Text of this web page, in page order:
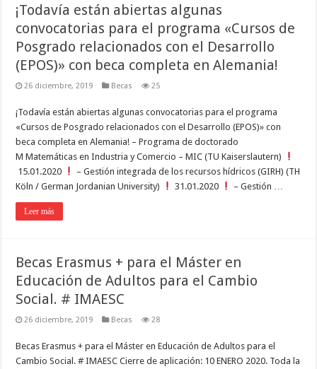
¡Todavía están abiertas algunas
convocatorias para el programa «Cursos de
Posgrado relacionados con el Desarrollo
(EPOS)» con beca completa en Alemania!
26 diciembre, 2019 Becas 25
¡Todavía están abiertas algunas convocatorias para el programa
«Cursos de Posgrado relacionados con el Desarrollo (EPOS)» con
beca completa en Alemania! – Programa de doctorado
M Matemáticas en Industria y Comercio – MIC (TU Kaiserslautern)
15.01.2020
– Gestión integrada de los recursos hídricos (GIRH) (TH
Köln / German Jordanian University)
31.01.2020 – Gestión …
Leer más
Becas Erasmus + para el Máster en
Educación de Adultos para el Cambio
Social. # IMAESC
26 diciembre, 2019 Becas 28
Becas Erasmus + para el Máster en Educación de Adultos para el
Cambio Social. # IMAESC Cierre de aplicación: 10 ENERO 2020. Toda la